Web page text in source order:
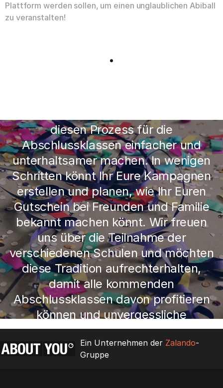
Plattform werden sollen, um einen unglaublichen Abiball
zu veranstalten!
diesen Prozess für die
Abschlussklassen einfacher und
unterhaltsamer machen. In wenigen
Schritten könnt Ihr Eure Kampagnen
erstellen und planen, wie Ihr Euren
Gutschein bei Freunden und Familie
bekannt machen könnt. Wir freuen
uns über die Teilnahme der
verschiedenen Schulen und möchten
diese Tradition aufrechterhalten,
damit alle kommenden
Abschlussklassen davon profitieren
können und unvergessliche
Erinnerungen für die Zukunft haben.
Ein Unternehmen der Zalando-
Gruppe